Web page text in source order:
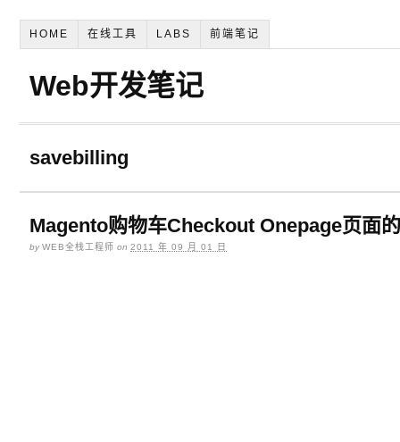
HOME 在线工具 LABS 前端笔记
Web开发笔记
savebilling
Magento购物车Checkout Onepage页面
byWEB全栈工程师 on 2011 年 09 月 01 日